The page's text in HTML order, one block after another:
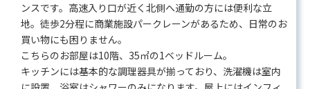
ンスです。高速入り口が近く北側へ通勤の方には便利な立
地。徒歩2分程に商業施設パークレーンがあるため、日常のお
買い物にも困りません。
こちらのお部屋は10階、35㎡の1ベッドルーム。
キッチンには基本的な調理器具が揃っており、洗濯機は室内